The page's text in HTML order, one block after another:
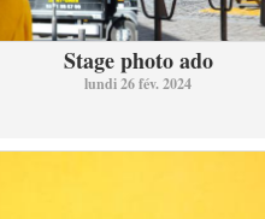
Stage photo ado
lundi 26 fév. 2024